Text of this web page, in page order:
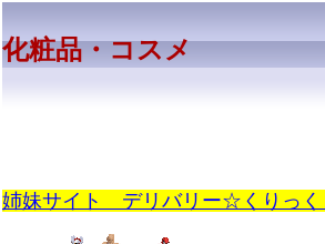
化粧品・コスメ
姉妹サイト デリバリー☆くりっく